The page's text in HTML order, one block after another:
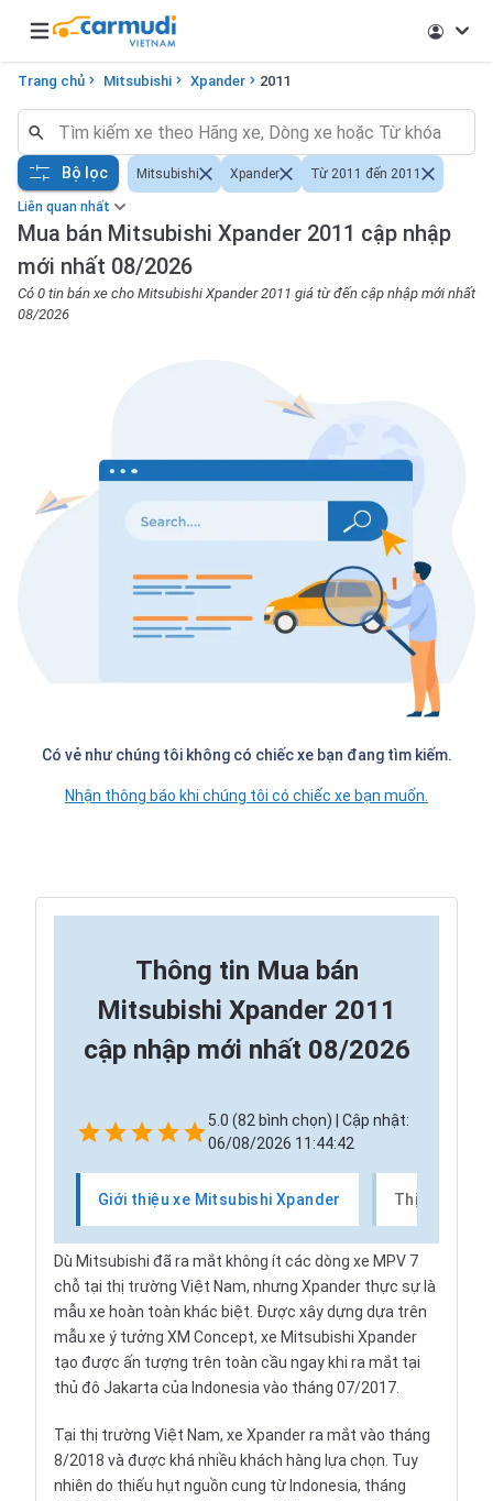
Open main menu
Trang chủ Mitsubishi Xpander 2011
Liên quan nhất
Mua bán Mitsubishi Xpander 2011 cập nhập
mới nhất 08/2026
Có 0 tin bán xe cho Mitsubishi Xpander 2011 giá từ đến cập nhập mới nhất
08/2026
Bộ lọc Mitsubishi Xpander Từ 2011 đến 2011
Có vẻ như chúng tôi không có chiếc xe bạn đang tìm kiếm.
Nhận thông báo khi chúng tôi có chiếc xe bạn muốn.
Thông tin Mua bán
Mitsubishi Xpander 2011
cập nhập mới nhất 08/2026
5.0 (82 bình chọn) | Cập nhật:
06/08/2026 11:44:42
Giới thiệu xe Mitsubishi Xpander Thị trường
Dù Mitsubishi đã ra mắt không ít các dòng xe MPV 7
chỗ tại thị trường Việt Nam, nhưng Xpander thực sự là
mẫu xe hoàn toàn khác biệt. Được xây dựng dựa trên
mẫu xe ý tưởng XM Concept, xe Mitsubishi Xpander
tạo được ấn tượng trên toàn cầu ngay khi ra mắt tại
thủ đô Jakarta của Indonesia vào tháng 07/2017.
Tại thị trường Việt Nam, xe Xpander ra mắt vào tháng
8/2018 và được khá nhiều khách hàng lựa chọn. Tuy
nhiên do thiếu hụt nguồn cung từ Indonesia, tháng